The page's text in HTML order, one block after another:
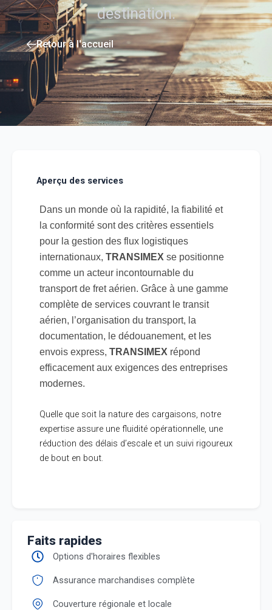
destination.
Retour à l'accueil
Faits rapides
Options d'horaires flexibles
Assurance marchandises complète
Couverture régionale et locale
Aperçu des services
Dans un monde où la rapidité, la fiabilité et
la conformité sont des critères essentiels
pour la gestion des flux logistiques
internationaux, TRANSIMEX se positionne
comme un acteur incontournable du
transport de fret aérien. Grâce à une gamme
complète de services couvrant le transit
aérien, l’organisation du transport, la
documentation, le dédouanement, et les
envois express, TRANSIMEX répond
efficacement aux exigences des entreprises
modernes.
Quelle que soit la nature des cargaisons, notre
expertise assure une fluidité opérationnelle, une
réduction des délais d’escale et un suivi rigoureux
de bout en bout.